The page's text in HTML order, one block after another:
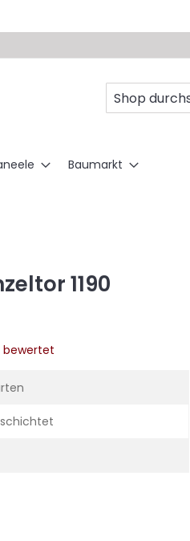
Baumarkt
1190
bewertet